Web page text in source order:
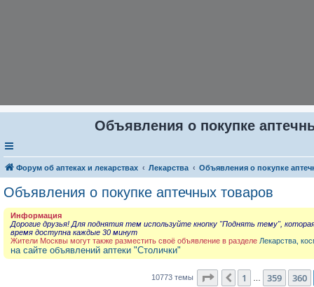
Объявления о покупке
Форум об аптеках и лекарствах Лекарства Объявления о покупке
Объявления о покупке аптечных товаров
Информация
Дорогие друзья! Для поднятия тем используйте кнопку "Поднять тему",
время доступна каждые 30 минут
Жители Москвы могут также разместить своё объявление в разделе Лекарства,
на сайте объявлений аптеки "Столички"
10773 темы Страница 361из 431
Пред.
1 359 360